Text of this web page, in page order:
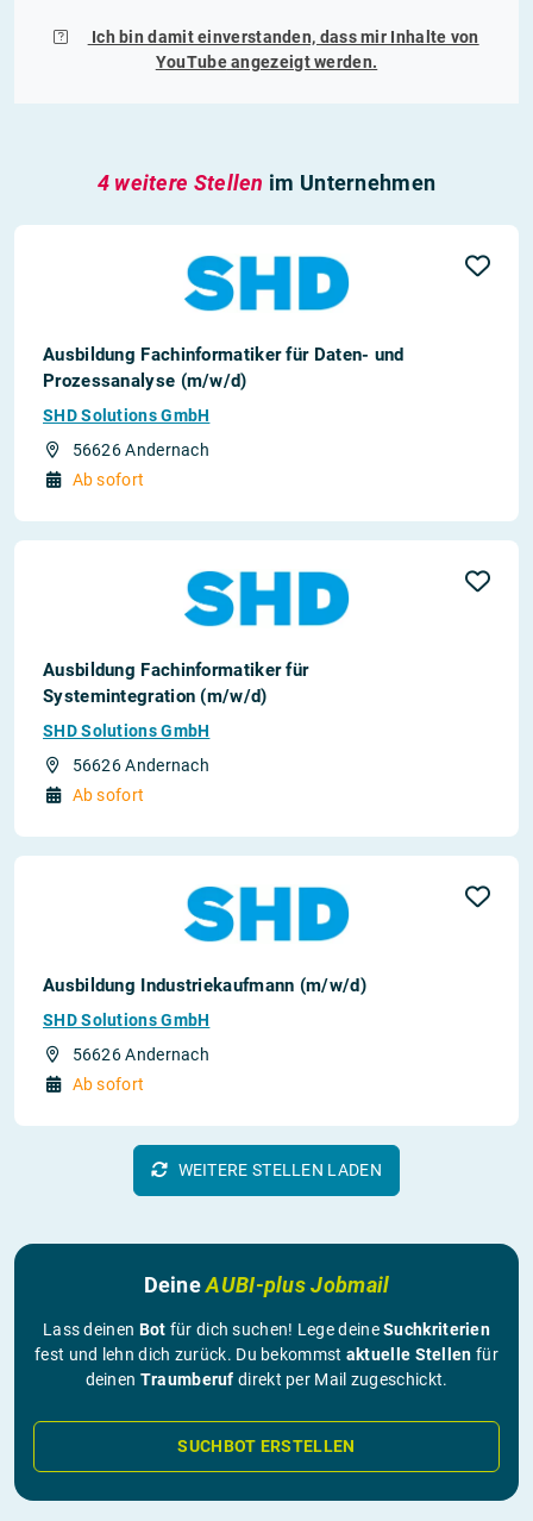
Ich bin damit einverstanden, dass mir Inhalte von
YouTubeangezeigt werden.
4 weitere Stellen im Unternehmen
Ausbildung Fachinformatiker für Daten- und
Prozessanalyse (m/w/d)
SHD Solutions GmbH
56626 Andernach
Ab sofort
Ausbildung Fachinformatiker für
Systemintegration (m/w/d)
SHD Solutions GmbH
56626 Andernach
Ab sofort
Ausbildung Industriekaufmann (m/w/d)
SHD Solutions GmbH
56626 Andernach
Ab sofort
WEITERE STELLEN LADEN
DeineAUBI-plus Jobmail
Lass deinen Bot für dich suchen! Lege deineSuchkriterien
fest und lehn dich zurück. Du bekommst aktuelle Stellen für
deinen Traumberuf direkt per Mail zugeschickt.
SUCHBOT ERSTELLEN